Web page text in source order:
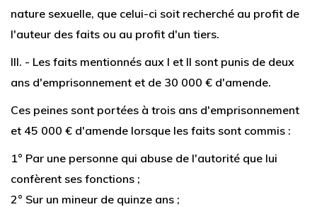
nature sexuelle, que celui-ci soit recherché au profit de
l'auteur des faits ou au profit d'un tiers.
III. - Les faits mentionnés aux I et II sont punis de deux
ans d'emprisonnement et de 30 000 € d'amende.
Ces peines sont portées à trois ans d'emprisonnement
et 45 000 € d'amende lorsque les faits sont commis :
1° Par une personne qui abuse de l'autorité que lui
confèrent ses fonctions ;
2° Sur un mineur de quinze ans ;